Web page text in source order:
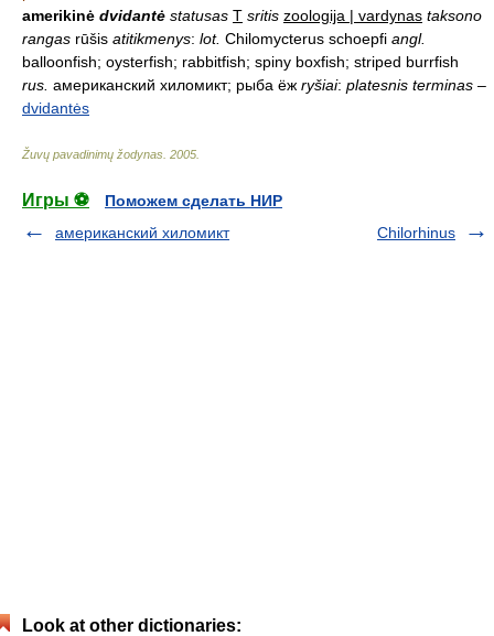
amerikinė dvidantė statusas T sritis zoologija | vardynas taksono
rangas rūšis atitikmenys: lot. Chilomycterus schoepfi angl.
balloonfish; oysterfish; rabbitfish; spiny boxfish; striped burrfish
rus. американский хиломикт; рыба ёж ryšiai: platesnis terminas –
dvidantės
Žuvų pavadinimų žodynas 2005
Игры ⚽
Поможем сделать НИР
американский хиломикт
Chilorhinus
Look at other dictionaries: